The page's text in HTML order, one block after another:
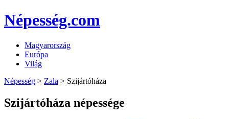
Népesség.com
Magyarország
Európa
Világ
Népesség > Zala > Szijártóháza
Szijártóháza népessége